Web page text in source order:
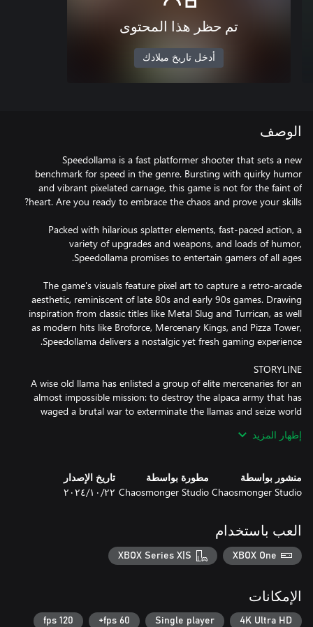
تم حظر هذا المحتوى
أدخل تاريخ ميلادك
الوصف
Speedollama is a fast platformer shooter that sets a new
benchmark for speed in the genre. Bursting with quirky humor
and vibrant pixelated carnage, this game is not for the faint of
Packed with hilarious splatter elements, fast-paced action, a
variety of upgrades and weapons, and loads of humor,
The game's visuals feature pixel art to capture a retro-arcade
aesthetic, reminiscent of late 80s and early 90s games. Drawing
inspiration from classic titles like Metal Slug and Turrican, as well
as modern hits like Broforce, Mercenary Kings, and Pizza Tower,
A wise old llama has enlisted a group of elite mercenaries for an
almost impossible mission: to destroy the alpaca army that has
waged a brutal war to exterminate the llamas and seize world
llamas embark on a bizarre journey, burrowing through the
إظهار المزيد
منشور بواسطة
Chaosmonger Studio
مطورة بواسطة
Chaosmonger Studio
تاريخ الإصدار
٢٢‏/١٠‏/٢٠٢٤
العب باستخدام
XBOX One
XBOX Series X|S
الإمكانات
4K Ultra HD
Single player
60 fps+
120 fps